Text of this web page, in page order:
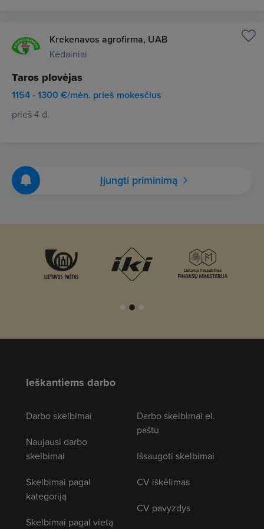
Krekenavos agrofirma, UAB
Kėdainiai
Taros plovėjas
1154 - 1300 €/mėn. prieš mokesčius
prieš 4 d.
Įjungti priminimą
Ieškantiems darbo
Darbo skelbimai
Naujausi darbo
skelbimai
Skelbimai pagal
kategoriją
Skelbimai pagal vietą
Darbo skelbimai el.
paštu
Išsaugoti skelbimai
CV iškėlimas
CV pavyzdys